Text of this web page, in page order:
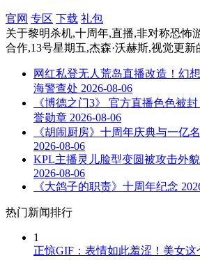
官网 专区 下载 礼包
关于黎明杀机,十周年,直播,非对称恐怖
合作,13号星期五,杰森·沃赫斯,视觉更新
网红私登无人荒岛直播改造！幻
海警查处 2026-08-06
《博德之门3》 官方直播色色被
誉勋章 2026-08-06
《胡闹厨房》十周年庆典与一亿
2026-08-06
KPL主播灵儿脸型变圆被攻击外
2026-08-06
《大鸽子的职责》十周年纪念
热门新闻排行
1
正惊GIF：表情如此羞涩！美女